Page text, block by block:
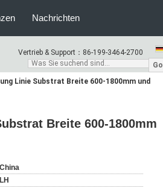
Nachrichten
Vertrieb & Support： 86-199-3464-2700
Go
Linie Substrat Breite 600-1800mm und
Breite 600-1800mm
China
LH